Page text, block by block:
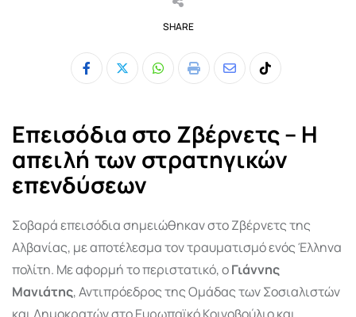
SHARE
Whatsapp
Print
ShareTiktok
Επεισόδια στο Ζβέρνετς – Η
απειλή των στρατηγικών
επενδύσεων
Σοβαρά επεισόδια σημειώθηκαν στο Ζβέρνετς της
Αλβανίας, με αποτέλεσμα τον τραυματισμό ενός Έλληνα
πολίτη. Με αφορμή το περιστατικό, οΓιάννης
Μανιάτης, Αντιπρόεδρος της Ομάδας των Σοσιαλιστών